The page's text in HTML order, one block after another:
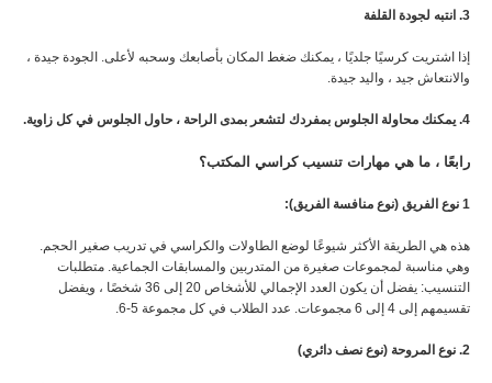
3. انتبه لجودة القلفة
إذا اشتريت كرسيًا جلديًا ، يمكنك ضغط المكان بأصابعك وسحبه لأعلى. الجودة جيدة ،
والانتعاش جيد ، واليد جيدة.
4. يمكنك محاولة الجلوس بمفردك لتشعر بمدى الراحة ، حاول الجلوس في كل زاوية.
رابعًا ، ما هي مهارات تنسيب كراسي المكتب؟
1 نوع الفريق (نوع منافسة الفريق):
هذه هي الطريقة الأكثر شيوعًا لوضع الطاولات والكراسي في تدريب صغير الحجم.
وهي مناسبة لمجموعات صغيرة من المتدربين والمسابقات الجماعية. متطلبات
التنسيب: يفضل أن يكون العدد الإجمالي للأشخاص 20 إلى 36 شخصًا ، ويفضل
تقسيمهم إلى 4 إلى 6 مجموعات. عدد الطلاب في كل مجموعة 5-6.
2. نوع المروحة (نوع نصف دائري)